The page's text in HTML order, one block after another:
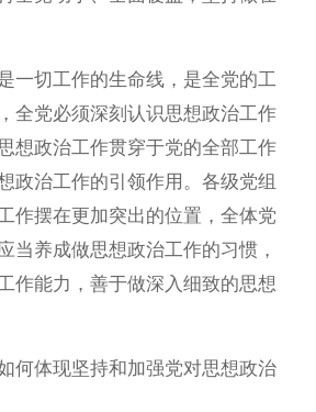
切工作的生命线，是全党的工
全党必须深刻认识思想政治工作
想政治工作贯穿于党的全部工作
政治工作的引领作用。各级党组
作摆在更加突出的位置，全体党
当养成做思想政治工作的习惯，
作能力，善于做深入细致的思想
体现坚持和加强党对思想政治